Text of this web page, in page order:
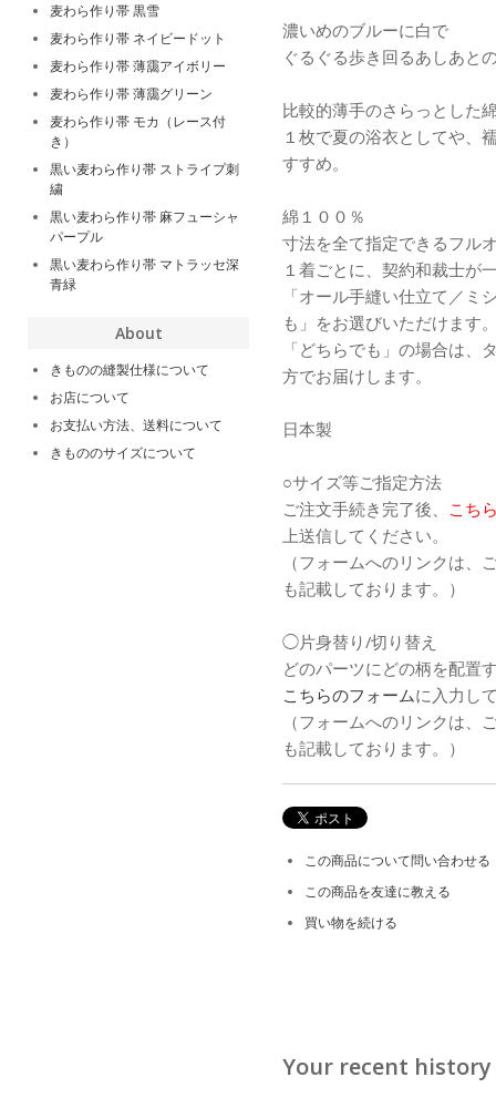
濃いめのブルーに白で
ぐるぐる歩き回るあしあと
比較的薄手のさらっとした
１枚で夏の浴衣としてや、
すすめ。
綿１００％
寸法を全て指定できるフル
１着ごとに、契約和裁士が
「オール手縫い仕立て／ミ
も」をお選びいただけます
「どちらでも」の場合は、
方でお届けします。
日本製
○サイズ等ご指定方法
ご注文手続き完了後、 こち
上送信してください。
（フォームへのリンクは、
も記載しております。）
◯片身替り/切り替え
どのパーツにどの柄を配置
こちらのフォームに入力し
（フォームへのリンクは、
も記載しております。）
この商品について問い合わせる
この商品を友達に教える
買い物を続ける
Your recent history
麦わら作り帯 黒雪
麦わら作り帯 ネイビードット
麦わら作り帯 薄靄アイボリー
麦わら作り帯 薄靄グリーン
麦わら作り帯 モカ（レース付
き）
黒い麦わら作り帯 ストライプ刺
繍
黒い麦わら作り帯 麻フューシャ
パープル
黒い麦わら作り帯 マトラッセ深
青緑
About
きものの縫製仕様について
お店について
お支払い方法、送料について
きもののサイズについて